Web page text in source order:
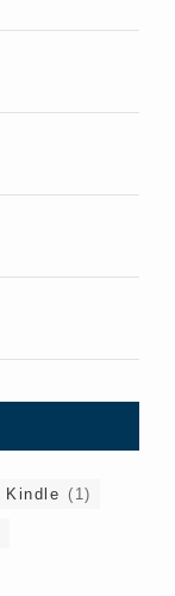
Kindle (1)